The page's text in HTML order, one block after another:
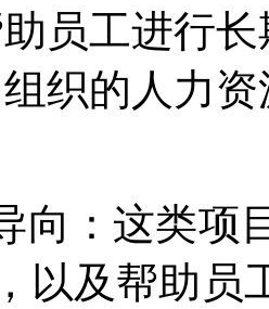
员工进行
织的人力
：这类项
以及帮助员